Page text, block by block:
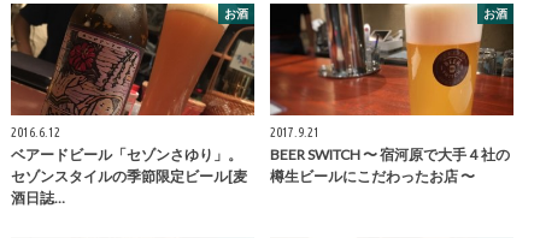
お酒
2016.6.12
ベアードビール「セゾンさゆり」。
セゾンスタイルの季節限定ビール[麦
酒日誌…
お酒
2017.9.21
BEER SWITCH 〜 宿河原で大手４社の
樽生ビールにこだわったお店 〜